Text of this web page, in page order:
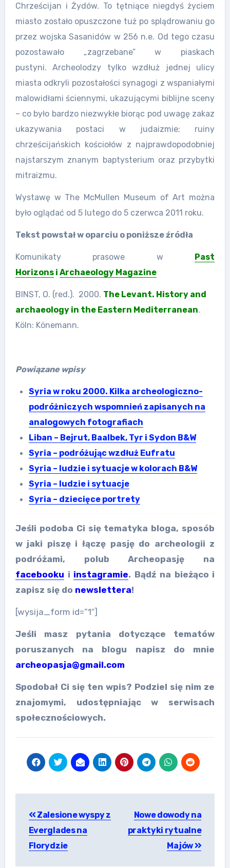
Chrześcijan i Żydów. To tętniące niegdyś życiem
miasto zostało opuszczone tuż po splądrowaniu go
przez wojska Sasanidów w 256 n.e. Od tego czasu
pozostawało „zagrzebane” w piaskach
pustyni. Archeolodzy tylko wzdłuż jednej ulicy
miasta odkryli pozostałości synagogi z wspaniałymi
malowidłami ściennymi, ukazującymi biblijne sceny
– co było bardzo niezwykłe biorąc pod uwagę zakaz
ukazywania postaci w judaizmie; ruiny
chrześcijańskich kościołów z najprawdopodobniej
najstarszym znanym baptysterium oraz przybytki
mitraizmu.
Wystawę w The McMullen Museum of Art można
było oglądać od 5 lutego do 5 czerwca 2011 roku.
Tekst powstał w oparciu o poniższe źródła
Komunikaty prasowe w Past
Horizonsi Archaeology Magazine
BINST, O. (red.). 2000. The Levant. History and
archaeology in the Eastern Mediterranean.
Köln: Könemann.
Powiązane wpisy
Syria w roku 2000. Kilka archeologiczno-
podróżniczych wspomnień zapisanych na
analogowych fotografiach
Liban – Bejrut, Baalbek, Tyr i Sydon B&W
Syria – podróżując wzdłuż Eufratu
Syria – ludzie i sytuacje w kolorach B&W
Syria – ludzie i sytuacje
Syria – dziecięce portrety
Jeśli podoba Ci się tematyka bloga, sposób
w jaki piszę i łączę pasję do archeologii z
podróżami, polub Archeopasję na
facebooku i instagramie. Bądź na bieżąco i
zapisz się do newslettera!
[wysija_form id=”1″]
Jeśli masz pytania dotyczące tematów
poruszanych na blogu napisz do mnie
archeopasja@gmail.com
Spodobał Ci się ten wpis? Podziel się nim ze
znajomymi, udostępniając w serwisach
społecznościowych.
wpisu
Zalesione wyspy z
Everglades na
Florydzie
Nowe dowody na
praktyki rytualne
Majów